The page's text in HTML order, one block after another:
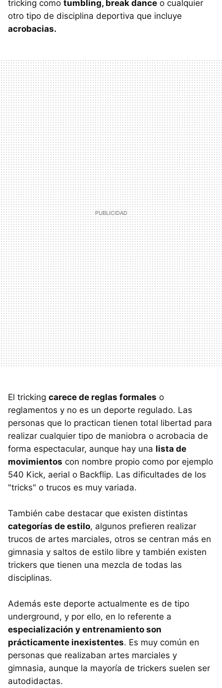
tricking como tumbling, break dance o cualquier
otro tipo de disciplina deportiva que incluye
acrobacias.
El tricking carece de reglas formales o
reglamentos y no es un deporte regulado. Las
personas que lo practican tienen total libertad para
realizar cualquier tipo de maniobra o acrobacia de
forma espectacular, aunque hay una lista de
movimientos con nombre propio como por ejemplo
540 Kick, aerial o Backflip. Las dificultades de los
"tricks" o trucos es muy variada.
También cabe destacar que existen distintas
categorías de estilo, algunos prefieren realizar
trucos de artes marciales, otros se centran más en
gimnasia y saltos de estilo libre y también existen
trickers que tienen una mezcla de todas las
disciplinas.
Además este deporte actualmente es de tipo
underground, y por ello, en lo referente a
especialización y entrenamiento son
prácticamente inexistentes. Es muy común en
personas que realizaban artes marciales y
gimnasia, aunque la mayoría de trickers suelen ser
autodidactas.